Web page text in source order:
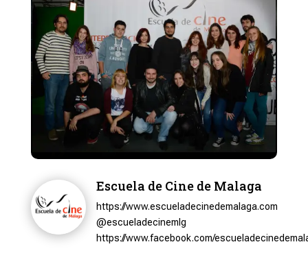
Escuela de Cine de Malaga
https://www.escueladecinedemalaga.com
@escueladecinemlg
https://www.facebook.com/